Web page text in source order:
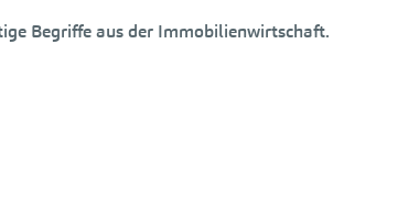
Begriffe aus der Immobilienwirtschaft.